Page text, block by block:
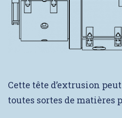
Cette tête d’extrusion
toutes sortes de matières